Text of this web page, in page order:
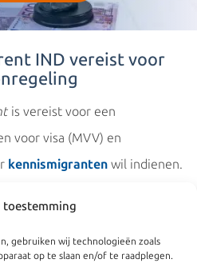
toestemming
gebruiken wij technologieën zoals
op te slaan en/of te raadplegen.
IND vereist voor
is vereist voor een
voor visa (MVV) en
kennismigranten wil indienen.
de IND een onderneming